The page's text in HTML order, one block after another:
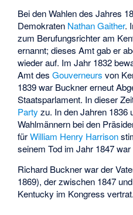
Bei den Wahlen des Jahres
Demokraten Nathan Gaither.
zum Berufungsrichter am
ernannt; dieses Amt gab er
wieder auf. Im Jahr 1832
Amt desGouverneurs von
1839 war Buckner erneut
Staatsparlament. In dieser
Party zu. In den Jahren 1836
Wahlmännern bei den
fürWilliam Henry Harrison
seinem Tod im Jahr 1847
Richard Buckner war der
1869), der zwischen 1847
Kentucky im Kongress vertrat.